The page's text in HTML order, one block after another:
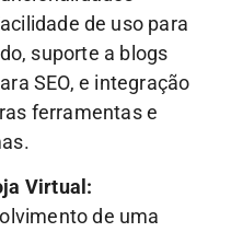
de uso para
suporte a blogs
SEO, e integração
ferramentas e
Virtual:
de uma